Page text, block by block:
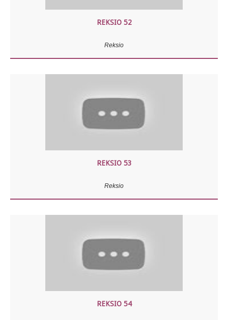
REKSIO 52
Reksio
REKSIO 53
Reksio
REKSIO 54